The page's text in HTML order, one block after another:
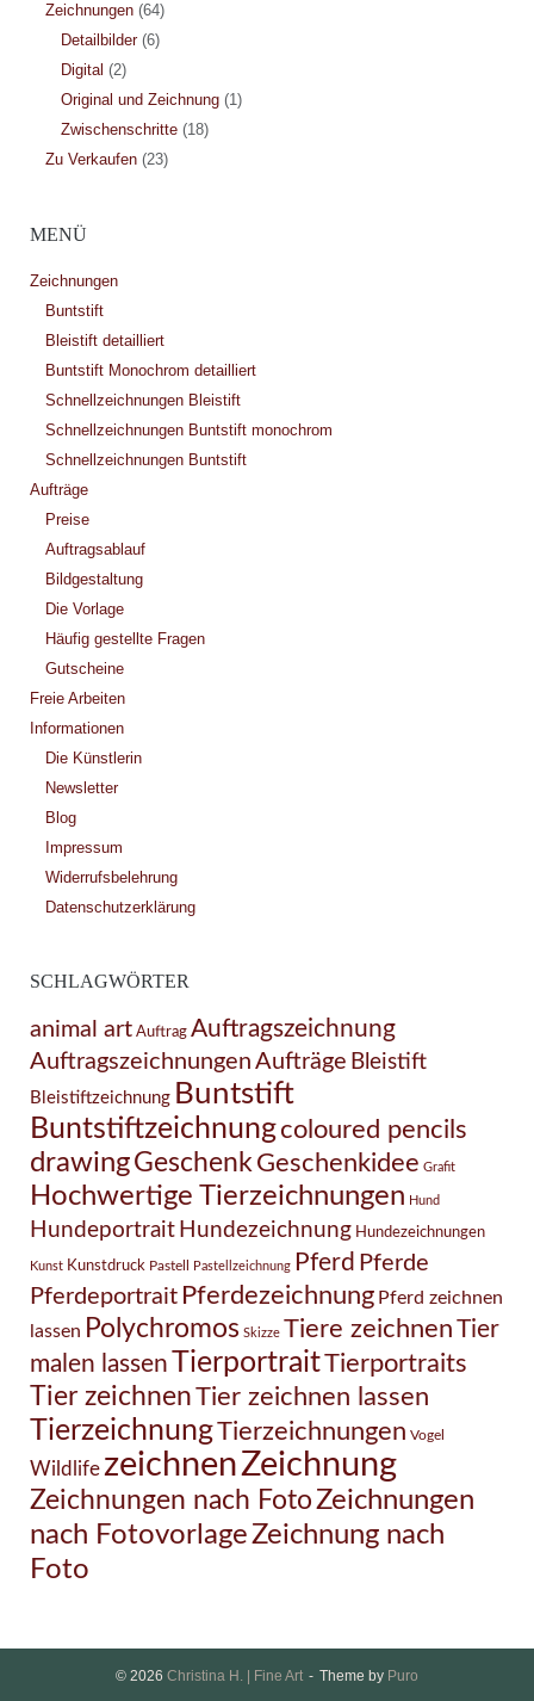
Zeichnungen(64)
Detailbilder(6)
Digital (2)
Original und Zeichnung(1)
Zwischenschritte(18)
Zu Verkaufen(23)
MENÜ
Zeichnungen
Buntstift
Bleistift detailliert
Buntstift Monochrom detailliert
Schnellzeichnungen Bleistift
Schnellzeichnungen Buntstift monochrom
Schnellzeichnungen Buntstift
Aufträge
Preise
Auftragsablauf
Bildgestaltung
Die Vorlage
Häufig gestellte Fragen
Gutscheine
Freie Arbeiten
Informationen
Die Künstlerin
Newsletter
Blog
Impressum
Widerrufsbelehrung
Datenschutzerklärung
SCHLAGWÖRTER
animal art Auftrag Auftragszeichnung
Auftragszeichnungen Aufträge Bleistift
Bleistiftzeichnung Buntstift
Buntstiftzeichnungcoloured pencils
drawingGeschenk Geschenkidee Grafit
Hochwertige Tierzeichnungen Hund
Hundeportrait Hundezeichnung Hundezeichnungen
Kunst Kunstdruck Pastell Pastellzeichnung Pferd Pferde
Pferdeportrait Pferdezeichnung Pferd zeichnen
lassen Polychromos Skizze Tiere zeichnenTier
malen lassenTierportraitTierportraits
Tier zeichnenTier zeichnen lassen
TierzeichnungTierzeichnungen Vogel
Wildlife zeichnenZeichnung
Zeichnungen nach FotoZeichnungen
nach FotovorlageZeichnung nach
Foto
© 2026 Christina H. | Fine Art Theme by Puro